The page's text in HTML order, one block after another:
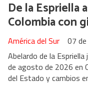
De la Espriella
Colombia con
América del Sur
07
Abelardo de la
de agosto de 2026 en
del Estado y cambios